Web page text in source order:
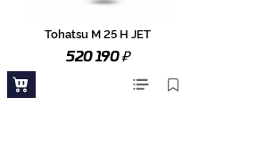
Tohatsu M 25 H JET
520 190₽